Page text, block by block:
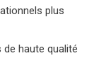
plus
haute qualité